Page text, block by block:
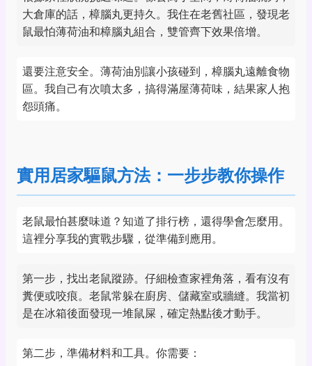
大倉庫的話，樟腦丸更持久。我住在老舊社區，發現老
鼠最怕薄荷油和樟腦丸組合，雙管齊下效果倍增。
還要注意安全。薄荷油別讓小孩碰到，樟腦丸遠離食物
區。我自己有次噴太多，搞得滿屋薄荷味，結果家人抱
怨頭痛。
實用居家驅鼠方法：一步步教你操作
老鼠最怕甚麼味道？知道了排行榜，還得學會怎麼用。
這裡分享我的實戰步驟，從準備到應用。
第一步，找出老鼠蹤跡。仔細檢查家裡角落，看有沒有
糞便或咬痕。老鼠常躲在廚房、儲藏室或牆縫。我當初
是在冰箱後面發現一堆鼠屎，確定熱點後才動手。
第二步，準備材料和工具。你需要：